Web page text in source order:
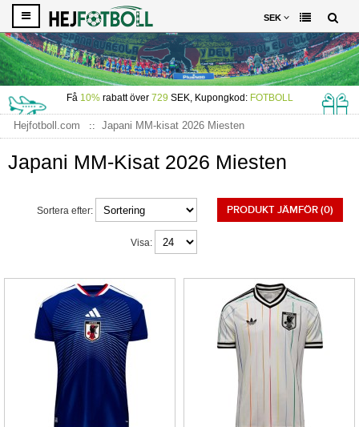
SEK
Få 10%rabatt över 729 SEK, Kupongkod: FOTBOLL
Hejfotboll.com Japani MM-kisat 2026 Miesten
Japani MM-Kisat 2026 Miesten
PRODUKT JÄMFÖR (0)
Sortera efter:
Visa: